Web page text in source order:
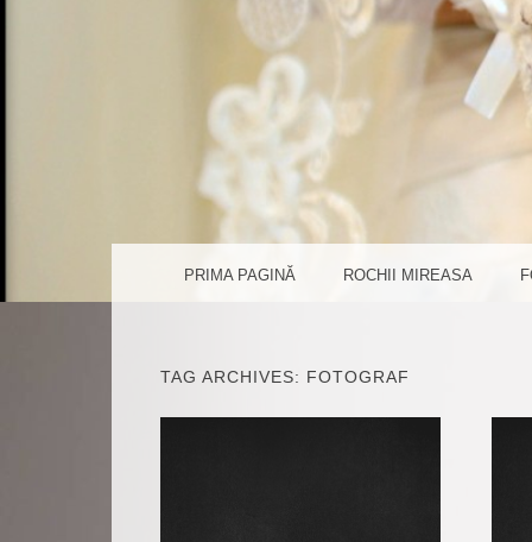
INCHIRIAT ROCHII DE
FULLHD, FOTOGRAFII NUNTA,
DRONA,
MENU
SKIP TO CONTENT
PRIMA PAGINĂ ROCHII MIREASA
TAG ARCHIVES: FOTOGRAF